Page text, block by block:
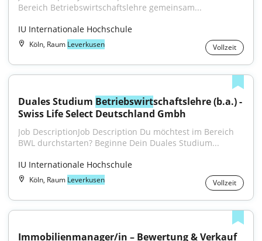
Bereich Betriebswirtschaftslehre gemeinsam...
IU Internationale Hochschule
Köln, Raum Leverkusen Vollzeit
Duales Studium Betriebswirtschaftslehre (b.a.) -
Swiss Life Select Deutschland Gmbh
Job DescriptionJob Description Du möchtest im Bereich
BWL durchstarten? Beginne Dein Duales Studium...
IU Internationale Hochschule
Köln, Raum Leverkusen Vollzeit
Immobilienmanager/in – Bewertung & Verkauf